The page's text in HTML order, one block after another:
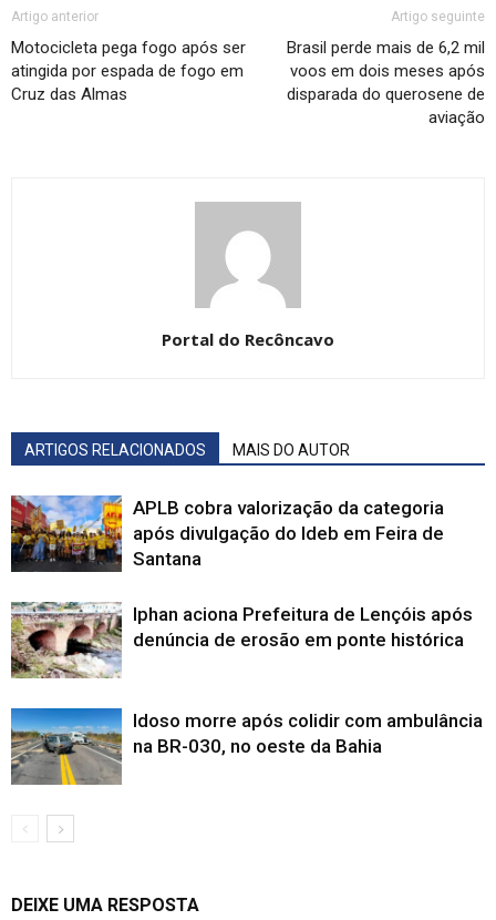
Artigo anterior
Motocicleta pega fogo após ser
atingida por espada de fogo em
Cruz das Almas
Artigo seguinte
Brasil perde mais de 6,2 mil
voos em dois meses após
disparada do querosene de
aviação
Portal do Recôncavo
ARTIGOS RELACIONADOS MAIS DO AUTOR
APLB cobra valorização da categoria
após divulgação do Ideb em Feira de
Santana
Iphan aciona Prefeitura de Lençóis após
denúncia de erosão em ponte histórica
Idoso morre após colidir com ambulância
na BR-030, no oeste da Bahia
DEIXE UMA RESPOSTA